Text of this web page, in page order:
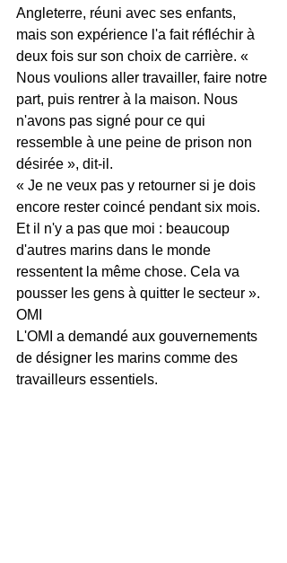
Angleterre, réuni avec ses enfants,
mais son expérience l'a fait réfléchir à
deux fois sur son choix de carrière. «
Nous voulions aller travailler, faire notre
part, puis rentrer à la maison. Nous
n'avons pas signé pour ce qui
ressemble à une peine de prison non
désirée », dit-il.
« Je ne veux pas y retourner si je dois
encore rester coincé pendant six mois.
Et il n'y a pas que moi : beaucoup
d'autres marins dans le monde
ressentent la même chose. Cela va
pousser les gens à quitter le secteur ».
OMI
L'OMI a demandé aux gouvernements
de désigner les marins comme des
travailleurs essentiels.